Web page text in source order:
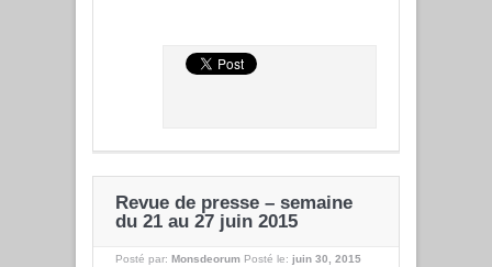
Revue de presse – semaine
du 21 au 27 juin 2015
Posté par: Monsdeorum Posté le: juin 30, 2015